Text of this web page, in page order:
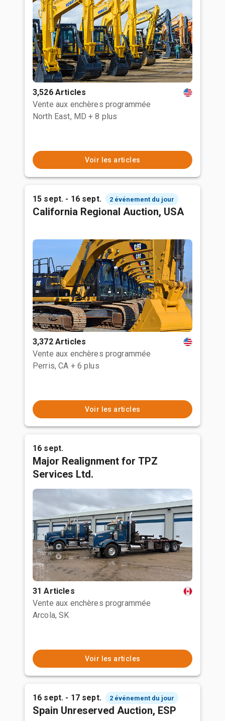
3,526 Articles
Vente aux enchères programmée
North East, MD + 8 plus
Voir les articles
15 sept. - 16 sept. 2 événement du jour
California Regional Auction, USA
3,372 Articles
Vente aux enchères programmée
Perris, CA + 6 plus
Voir les articles
16 sept.
Major Realignment for TPZ
Services Ltd.
31 Articles
Vente aux enchères programmée
Arcola, SK
Voir les articles
16 sept. - 17 sept. 2 événement du jour
Spain Unreserved Auction, ESP